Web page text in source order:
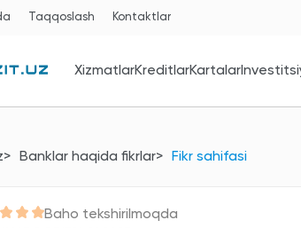
Taqqoslash Kontaktlar
XizmatlarKreditlarKartalar
Banklar haqida fikrlar Fikr sahifasi
Baho tekshirilmoqda